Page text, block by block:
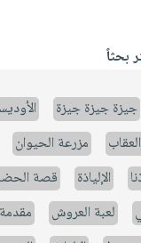
بحثاً
جيزة جيزة جيزة
مزرعة الحيوان
الإلياذة قصة
لعبة العروش